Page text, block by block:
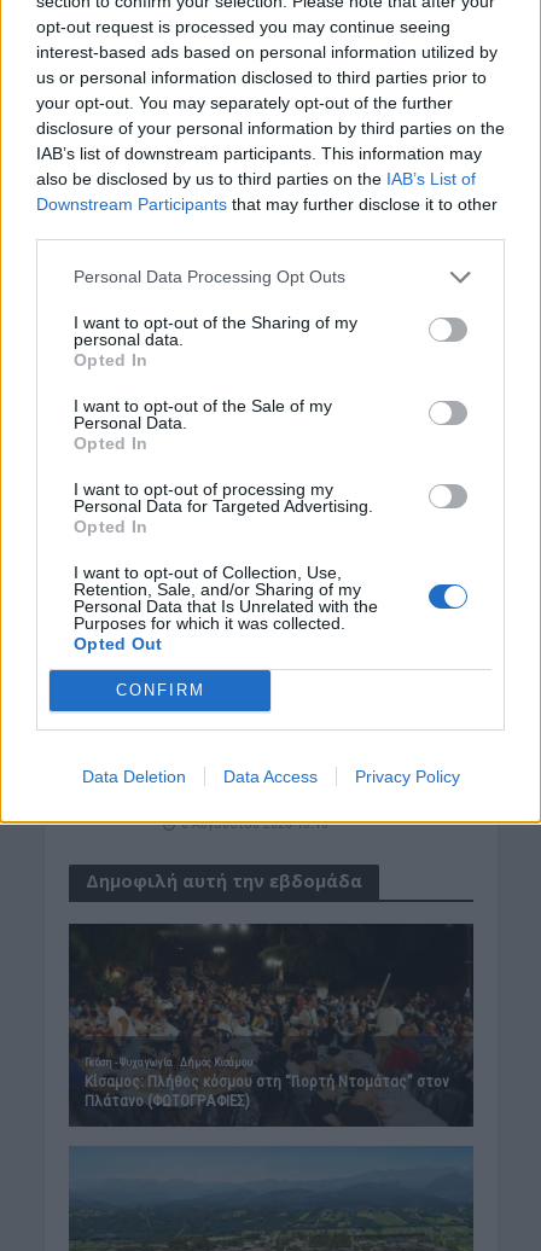
opt-out request is processed you may continue seeing
interest-based ads based on personal information utilized by
us or personal information disclosed to third parties prior to
your opt-out. You may separately opt-out of the further
disclosure of your personal information by third parties on the
IAB’s list of downstream participants. This information may
also be disclosed by us to third parties on the IAB’s List of
Downstream Participants that may further disclose it to other
Personal Data Processing Opt Outs
I want to opt-out of the Sharing of my
personal data.
Opted In
I want to opt-out of the Sale of my
Personal Data.
Opted In
I want to opt-out of processing my
Personal Data for Targeted Advertising.
Opted In
I want to opt-out of Collection, Use,
Retention, Sale, and/or Sharing of my
Personal Data that Is Unrelated with the
Purposes for which it was collected.
Opted Out
CONFIRM
Data Deletion Data Access Privacy Policy
ΓΕΎΣΗ - ΨΥΧΑΓΩΓΊΑ
Στάκα, η Κρητική κρέμα γάλακτος –
Συνταγές με αυγά και πατάτες
8 Αυγούστου 2026 16:30
ΑΓΡΟΤΙΚΑ
ΑΑΔΕ: Ποιοι θεωρούνται «ενεργοί
αγρότες» – Τι θα κρίνει τις αγροτικές
ενισχύσεις
8 Αυγούστου 2026 16:27
Χανιά: Νέες ειδικότητες στη Σχολή
Ανώτερης Επαγγελματικής
Ηλία Χορευτάκη και το συγκρότημά
του
ΓΕΎΣΗ - ΨΥΧΑΓΩΓΊΑ • ΔΉΜΟΣ ΚΙΣΆΜΟΥ
Kίσαμος: Κρητικό γλέντι με τον
Αντώνη Μαρτσάκη και το συγκρότημά
ΚΡΗΤΗ • ΝΕΟΙ ΟΡΙΖΟΝΤΕΣ
από τα όριά τους με υπαράριθμους
8 Αυγούστου 2026 13:10
Δημοφιλή αυτή την εβδομάδα